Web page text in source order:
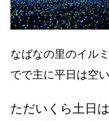
なばなの里のイル
でで主に平日は空
ただいくら土日